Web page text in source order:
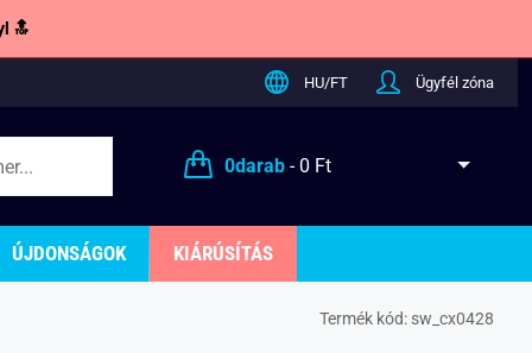
🔝
HU/FT Ügyfél zóna
0darab- 0 Ft
ÚJDONSÁGOK KIÁRÚSÍTÁS
Termék kód: sw_cx0428